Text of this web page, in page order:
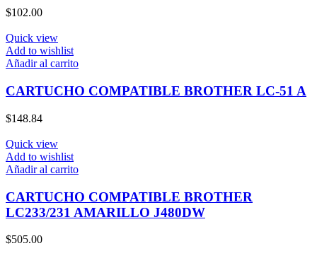
$102.00
Quick view
Add to wishlist
Añadir al carrito
CARTUCHO COMPATIBLE BROTHER LC-51 A
$148.84
Quick view
Add to wishlist
Añadir al carrito
CARTUCHO COMPATIBLE BROTHER
LC233/231 AMARILLO J480DW
$505.00